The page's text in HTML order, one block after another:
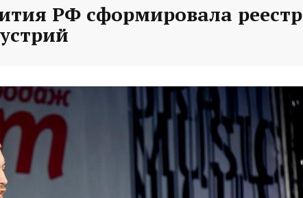
РФ сформировала реестр